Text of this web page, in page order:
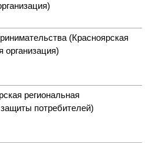
(Красноярская
организация)
региональная
потребителей)